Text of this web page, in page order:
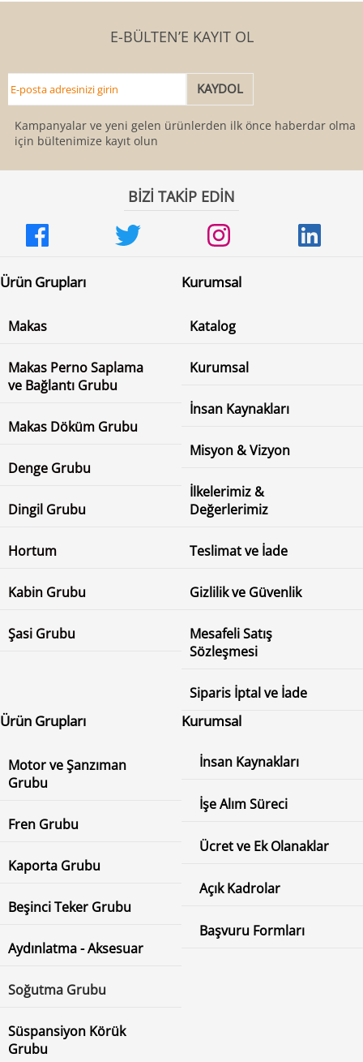
E-BÜLTEN’E KAYIT OL
Kampanyalar ve yeni gelen ürünlerden ilk önce haberdar olmak
için bültenimize kayıt olun
BİZİ TAKİP EDİN
Ürün Grupları
Makas
Makas Perno Saplama
ve Bağlantı Grubu
Makas Döküm Grubu
Denge Grubu
Dingil Grubu
Hortum
Kabin Grubu
Şasi Grubu
Kurumsal
Katalog
Kurumsal
İnsan Kaynakları
Misyon & Vizyon
İlkelerimiz &
Değerlerimiz
Teslimat ve İade
Gizlilik ve Güvenlik
Mesafeli Satış
Sözleşmesi
Siparis İptal ve İade
Ürün Grupları
Motor ve Şanzıman
Grubu
Fren Grubu
Kaporta Grubu
Beşinci Teker Grubu
Aydınlatma - Aksesuar
Soğutma Grubu
Süspansiyon Körük
Grubu
Kurumsal
İnsan Kaynakları
İşe Alım Süreci
Ücret ve Ek Olanaklar
Açık Kadrolar
Başvuru Formları